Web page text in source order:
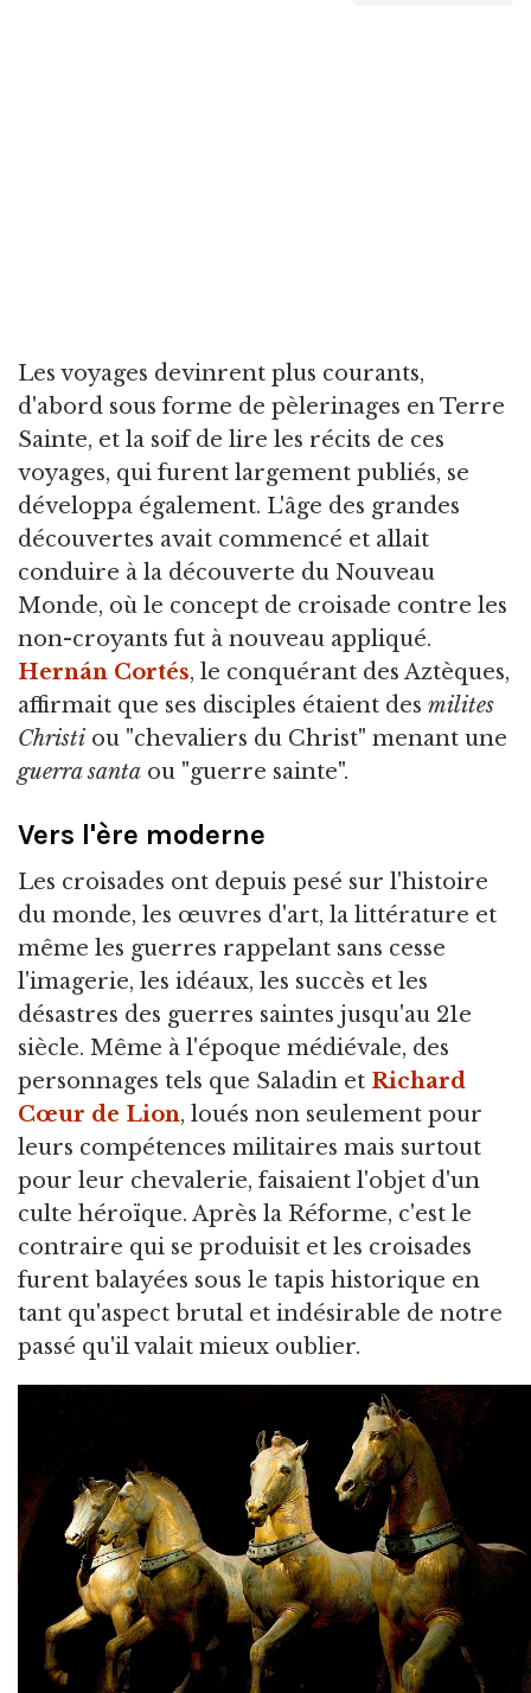
Les voyages devinrent plus courants,
d'abord sous forme de pèlerinages en Terre
Sainte, et la soif de lire les récits de ces
voyages, qui furent largement publiés, se
développa également. L'âge des grandes
découvertes avait commencé et allait
conduire à la découverte du Nouveau
Monde, où le concept de croisade contre les
non-croyants fut à nouveau appliqué.
Hernán Cortés, le conquérant des Aztèques,
affirmait que ses disciples étaient des milites
Christi ou "chevaliers du Christ" menant une
guerra santa ou "guerre sainte".
Vers l'ère moderne
Les croisades ont depuis pesé sur l'histoire
du monde, les œuvres d'art, la littérature et
même les guerres rappelant sans cesse
l'imagerie, les idéaux, les succès et les
désastres des guerres saintes jusqu'au 21e
siècle. Même à l'époque médiévale, des
personnages tels que Saladin et Richard
Cœur de Lion, loués non seulement pour
leurs compétences militaires mais surtout
pour leur chevalerie, faisaient l'objet d'un
culte héroïque. Après la Réforme, c'est le
contraire qui se produisit et les croisades
furent balayées sous le tapis historique en
tant qu'aspect brutal et indésirable de notre
passé qu'il valait mieux oublier.